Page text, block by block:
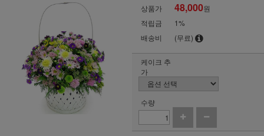
상품가 48,000원
적립금
1%
배송비
(무료)
케이크 추
가
수량